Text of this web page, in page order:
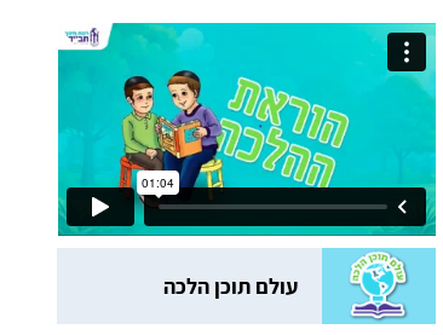
עולם תוכן הלכה